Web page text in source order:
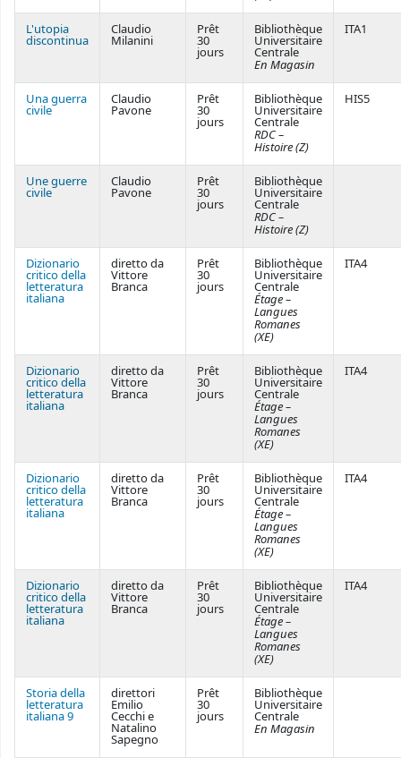
L'utopia
discontinua
Claudio
Milanini
Prêt
30
jours
Bibliothèque
Universitaire
Centrale
En Magasin
ITA1
Una guerra
civile
Claudio
Pavone
Prêt
30
jours
Bibliothèque
Universitaire
Centrale
RDC –
Histoire (Z)
HIS5
Une guerre
civile
Claudio
Pavone
Prêt
30
jours
Bibliothèque
Universitaire
Centrale
RDC –
Histoire (Z)
Dizionario
critico della
letteratura
italiana
diretto da
Vittore
Branca
Prêt
30
jours
Bibliothèque
Universitaire
Centrale
Étage –
Langues
Romanes
(XE)
ITA4
Dizionario
critico della
letteratura
italiana
diretto da
Vittore
Branca
Prêt
30
jours
Bibliothèque
Universitaire
Centrale
Étage –
Langues
Romanes
(XE)
ITA4
Dizionario
critico della
letteratura
italiana
diretto da
Vittore
Branca
Prêt
30
jours
Bibliothèque
Universitaire
Centrale
Étage –
Langues
Romanes
(XE)
ITA4
Dizionario
critico della
letteratura
italiana
diretto da
Vittore
Branca
Prêt
30
jours
Bibliothèque
Universitaire
Centrale
Étage –
Langues
Romanes
(XE)
ITA4
Storia della
letteratura
italiana 9
direttori
Emilio
Cecchi e
Natalino
Sapegno
Prêt
30
jours
Bibliothèque
Universitaire
Centrale
En Magasin